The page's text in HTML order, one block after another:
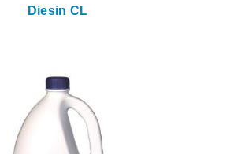
Diesin CL